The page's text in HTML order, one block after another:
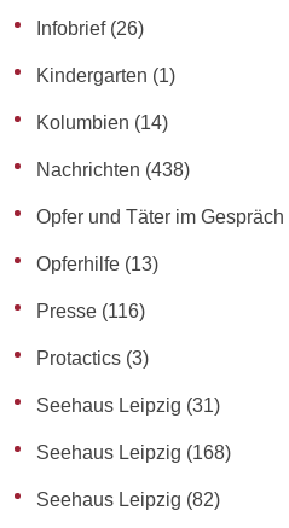
Infobrief(26)
Kindergarten (1)
Kolumbien (14)
Nachrichten (438)
Opfer und Täter im Gespräch
Opferhilfe (13)
Presse (116)
Protactics (3)
Seehaus Leipzig (31)
Seehaus Leipzig (168)
Seehaus Leipzig (82)